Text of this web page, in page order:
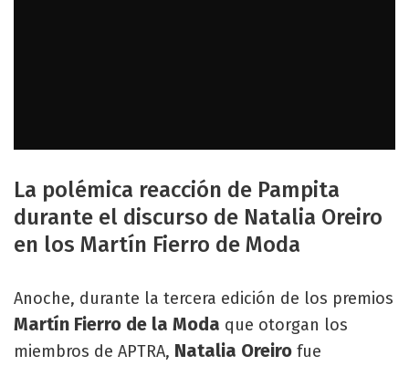
La polémica reacción de Pampita
durante el discurso de Natalia Oreiro
en los Martín Fierro de Moda
Anoche, durante la tercera edición de los premios
Martín Fierro de la Moda que otorgan los
miembros de APTRA, Natalia Oreiro fue